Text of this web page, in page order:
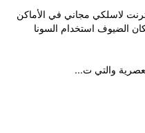
لاسلكي مجاني في الأماكن
الضيوف استخدام السونا
والتي ت...